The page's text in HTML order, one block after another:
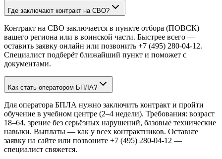
Где заключают контракт на СВО?
Контракт на СВО заключается в пункте отбора (ПОВСК)
вашего региона или в воинской части. Быстрее всего —
оставить заявку онлайн или позвонить +7 (495) 280-04-12.
Специалист подберёт ближайший пункт и поможет с
документами.
Как стать оператором БПЛА?
Для оператора БПЛА нужно заключить контракт и пройти
обучение в учебном центре (2–4 недели). Требования: возраст
18–64, зрение без серьёзных нарушений, базовые технические
навыки. Выплаты — как у всех контрактников. Оставьте
заявку на сайте или позвоните +7 (495) 280-04-12 —
специалист свяжется.